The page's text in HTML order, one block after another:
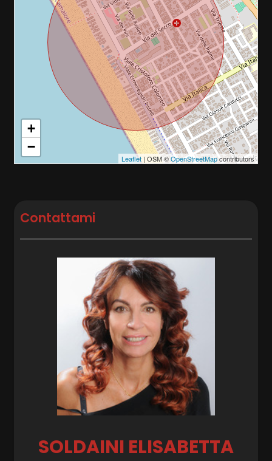
+
−
Leaflet| OSM ©OpenStreetMapcontributors
Contattami
SOLDAINI ELISABETTA